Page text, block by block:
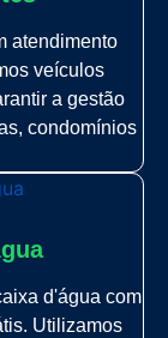
atendimento
veículos
a gestão
condomínios
d'água com
Utilizamos